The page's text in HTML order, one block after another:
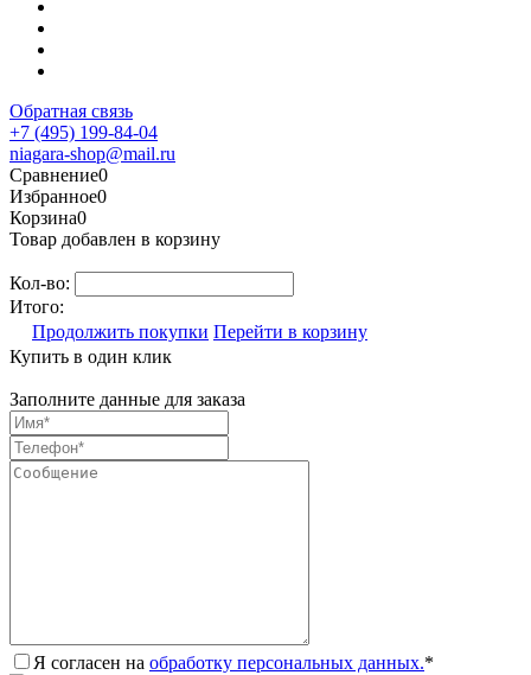
Обратная связь
+7 (495) 199-84-04
niagara-shop@mail.ru
Сравнение0
Избранное0
Корзина0
Товар добавлен в корзину
Кол-во:
Итого:
Продолжить покупки Перейти в корзину
Купить в один клик
Заполните данные для заказа
Я согласен на обработку персональных данных.*